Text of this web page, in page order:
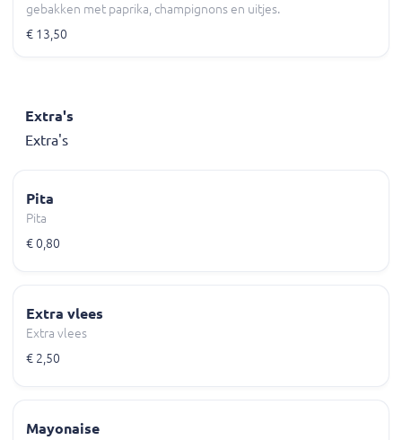
gebakken met paprika, champignons en uitjes.
€ 13,50
Extra's
Extra's
Pita
Pita
€ 0,80
Extra vlees
Extra vlees
€ 2,50
Mayonaise